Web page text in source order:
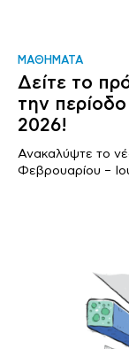
ΜΑΘΗΜΑΤΑ
Δείτε το
την
2026!
Ανακαλύψτε το
Φεβρουαρίου –